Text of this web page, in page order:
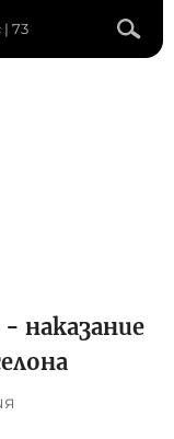
| 73
наказание